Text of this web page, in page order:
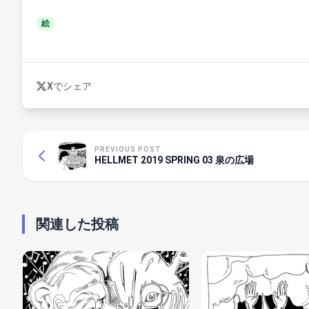
絵
Xでシェア
PREVIOUS POST
HELLMET 2019 SPRING 03 泉の広場
関連した投稿